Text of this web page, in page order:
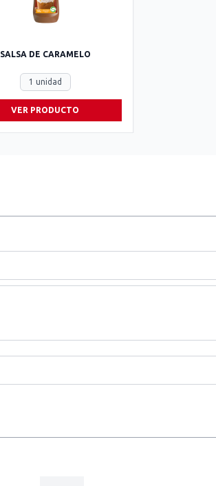
SALSA DE CARAMELO
1 unidad
VER PRODUCTO